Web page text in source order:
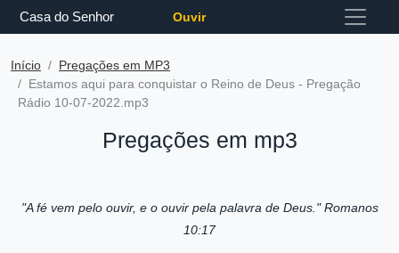
Casa do Senhor Ouvir
Início
Pregações em MP3
Estamos aqui para conquistar o Reino de Deus - Pregação
Rádio 10-07-2022.mp3
Pregações em mp3
"A fé vem pelo ouvir, e o ouvir pela palavra de Deus."Romanos
10:17